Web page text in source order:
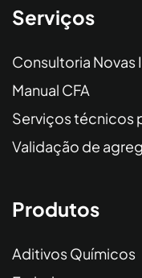
Serviços
Consultoria Novas
Manual CFA
Serviços técnicos
Validação de
Produtos
Aditivos Químicos